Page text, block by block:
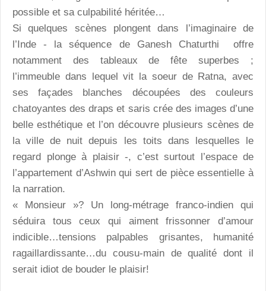
possible et sa culpabilité héritée…
Si quelques scènes plongent dans l’imaginaire de
l’Inde - la séquence de Ganesh Chaturthi offre
notamment des tableaux de fête superbes ;
l’immeuble dans lequel vit la soeur de Ratna, avec
ses façades blanches découpées des couleurs
chatoyantes des draps et saris crée des images d’une
belle esthétique et l’on découvre plusieurs scènes de
la ville de nuit depuis les toits dans lesquelles le
regard plonge à plaisir -, c’est surtout l’espace de
l’appartement d’Ashwin qui sert de pièce essentielle à
la narration.
« Monsieur »? Un long-métrage franco-indien qui
séduira tous ceux qui aiment frissonner d’amour
indicible…tensions palpables grisantes, humanité
ragaillardissante…du cousu-main de qualité dont il
serait idiot de bouder le plaisir!